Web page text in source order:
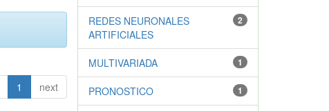
1 next
2
REDES NEURONALES
ARTIFICIALES
1
MULTIVARIADA
1
PRONOSTICO